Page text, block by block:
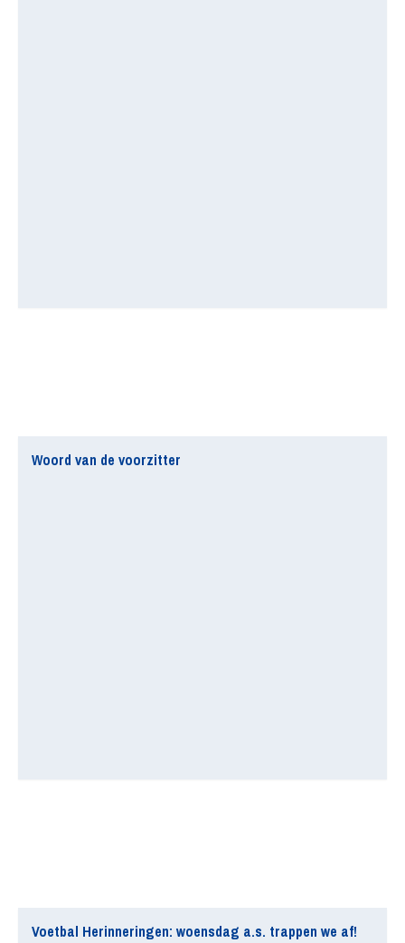
Woord van de voorzitter
Voetbal Herinneringen: woensdag a.s. trappen we af!